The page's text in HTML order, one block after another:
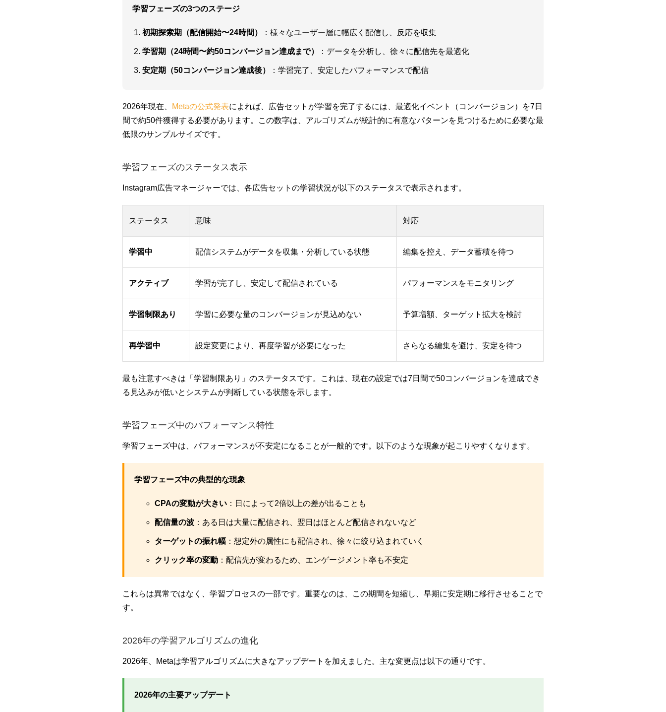
学習フェーズの3つのステージ
初期探索期（配信開始〜24時間） ：様々なユーザー層に幅広く配信し、反応を収集
学習期（24時間〜約50コンバージョン達成まで） ：データを分析し、徐々に配信先を最適化
安定期（50コンバージョン達成後） ：学習完了、安定したパフォーマンスで配信
2026年現在、 Metaの公式発表によれば、広告セットが学習を完了するには、最適化イベント（コンバージョン）を7日
間で約50件獲得する必要があります。この数字は、アルゴリズムが統計的に有意なパターンを見つけるために必要な最
低限のサンプルサイズです。
学習フェーズのステータス表示
Instagram広告マネージャーでは、各広告セットの学習状況が以下のステータスで表示されます。
ステータス 意味 対応
学習中 配信システムがデータを収集・分析している状態 編集を控え、データ蓄積を待つ
アクティブ 学習が完了し、安定して配信されている パフォーマンスをモニタリング
学習制限あり 学習に必要な量のコンバージョンが見込めない 予算増額、ターゲット拡大を検討
再学習中 設定変更により、再度学習が必要になった さらなる編集を避け、安定を待つ
最も注意すべきは「学習制限あり」のステータスです。これは、現在の設定では7日間で50コンバージョンを達成でき
る見込みが低いとシステムが判断している状態を示します。
学習フェーズ中のパフォーマンス特性
学習フェーズ中は、パフォーマンスが不安定になることが一般的です。以下のような現象が起こりやすくなります。
学習フェーズ中の典型的な現象
CPAの変動が大きい：日によって2倍以上の差が出ることも
配信量の波：ある日は大量に配信され、翌日はほとんど配信されないなど
ターゲットの振れ幅：想定外の属性にも配信され、徐々に絞り込まれていく
クリック率の変動：配信先が変わるため、エンゲージメント率も不安定
これらは異常ではなく、学習プロセスの一部です。重要なのは、この期間を短縮し、早期に安定期に移行させることで
す。
2026年の学習アルゴリズムの進化
2026年、Metaは学習アルゴリズムに大きなアップデートを加えました。主な変更点は以下の通りです。
2026年の主要アップデート